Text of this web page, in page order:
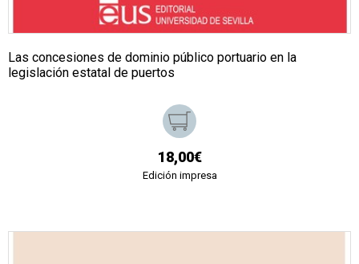
Las concesiones de dominio público portuario en la
legislación estatal de puertos
18,00€
Edición impresa